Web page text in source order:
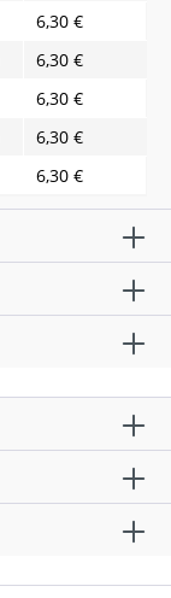
6,30 €
6,30 €
6,30 €
6,30 €
6,30 €